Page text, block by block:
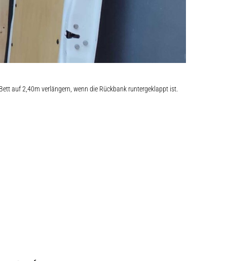
auf 2,40m verlängern, wenn die Rückbank runtergeklappt ist.